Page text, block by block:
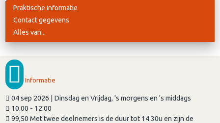
Praktische informatie
Contact gegevens
Alles van...
Informatie
04 sep 2026 | Dinsdag en Vrijdag, 's morgens en 's middags
10.00 - 12.00
99,50 Met twee deelnemers is de duur tot 14.30u en zijn de